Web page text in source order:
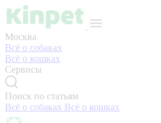
Москва
Всё о собаках
Всё о кошках
Сервисы
Поиск по статьям
Всё о собаках Всё о кошках